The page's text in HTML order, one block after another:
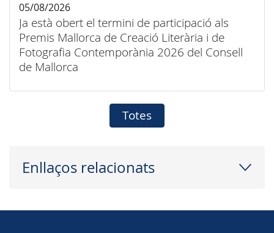
Ja està obert el termini de participació als
Premis Mallorca de Creació Literària i de
Fotografia Contemporània 2026 del Consell
de Mallorca
05/08/2026
Totes
Enllaços relacionats